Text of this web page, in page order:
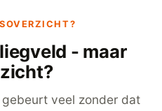
- maar
veel zonder dat